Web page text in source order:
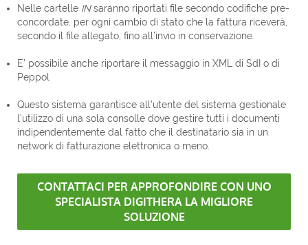
Nelle cartelle INsaranno riportati file secondo codifiche pre-
concordate, per ogni cambio di stato che la fattura riceverà,
secondo il file allegato, fino all’invio in conservazione.
E’ possibile anche riportare il messaggio in XML di SdI o di
Peppol
Questo sistema garantisce all'utente del sistema gestionale
l'utilizzo di una sola consolle dove gestire tutti i documenti
indipendentemente dal fatto che il destinatario sia in un
network di fatturazione elettronica o meno.
CONTATTACI PER APPROFONDIRE CON UNO
SPECIALISTA DIGITHERA LA MIGLIORE
SOLUZIONE